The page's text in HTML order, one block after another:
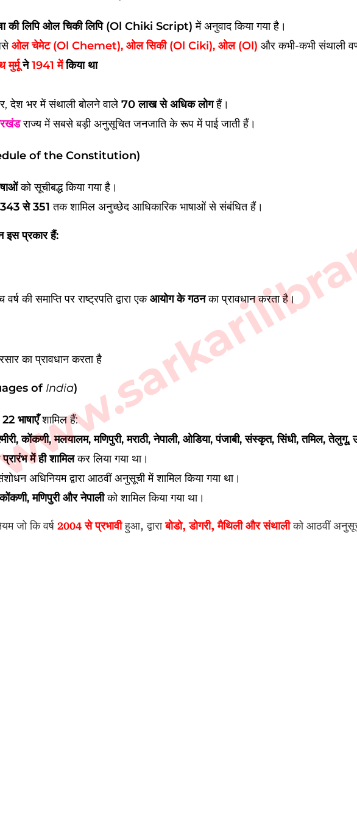
की लिपि ओल चिकी लिपि (Ol Chiki Script) में अनुवाद किया गया है।
ओल चेमेट (Ol Chemet), ओल सिकी (Ol Ciki), ओल (Ol) और कभी-कभी संथाली
मुर्मूने1941 मेंकिया था
देश भर में संथाली बोलने वाले 70 लाख से अधिक लोगहैं।
राज्य में सबसे बड़ी अनुसूचित जनजाति के रूप में पाई जाती हैं।
of the Constitution)
को सूचीबद्ध किया गया है।
से 351 तक शामिल अनुच्छेद आधिकारिक भाषाओं से संबंधित हैं।
इस प्रकार हैं:
की समाप्ति पर राष्ट्रपति द्वारा एकआयोग के गठनका प्रावधान करता है।
का प्रावधान करता है
of India)
22 भाषाएँशामिल हैं:
कोंकणी, मलयालम, मणिपुरी, मराठी, नेपाली, ओडिया, पंजाबी, संस्कृत, सिंधी, तमिल, तेलुगू,
प्रारंभ में ही शामिलकर लिया गया था।
अधिनियम द्वारा आठवीं अनुसूची में शामिल किया गया था।
कोंकणी, मणिपुरी और नेपालीको शामिल किया गया था।
जो कि वर्ष 2004 से प्रभावीहुआ, द्वाराबोडो, डोगरी, मैथिली और संथालीको आठवीं